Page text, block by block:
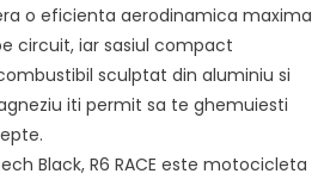
o eficienta aerodinamica maxima
circuit, iar sasiul compact
sculptat din aluminiu si
iti permit sa te ghemuiesti
Black, R6 RACE este motocicleta